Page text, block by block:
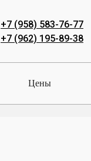
+7 (958) 583-76-77
+7 (962) 195-89-38
Цены